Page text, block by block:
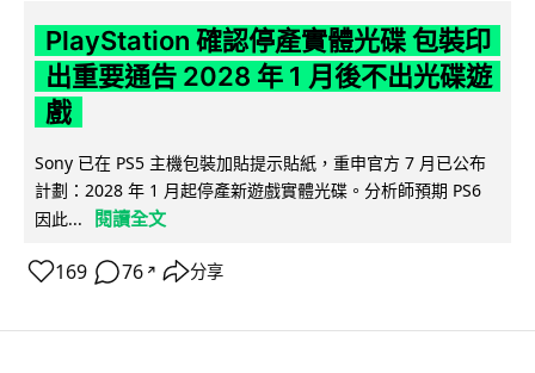
PlayStation 確認停產實體光碟 包裝印
出重要通告 2028 年 1 月後不出光碟遊
戲
Sony 已在 PS5 主機包裝加貼提示貼紙，重申官方 7 月已公布
計劃：2028 年 1 月起停產新遊戲實體光碟。分析師預期 PS6
因此...
閱讀全文
169 76 ↗ 分享